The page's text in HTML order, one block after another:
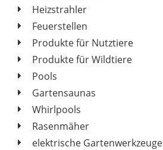
Heizstrahler
Feuerstellen
Produkte für Nutztiere
Produkte für Wildtiere
Pools
Gartensaunas
Whirlpools
Rasenmäher
elektrische Gartenwerkzeuge